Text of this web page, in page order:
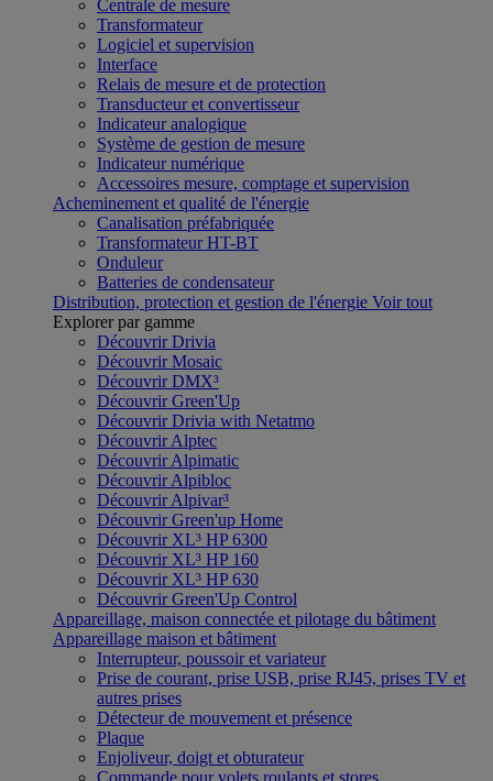
Centrale de mesure
Transformateur
Logiciel et supervision
Interface
Relais de mesure et de protection
Transducteur et convertisseur
Indicateur analogique
Système de gestion de mesure
Indicateur numérique
Accessoires mesure, comptage et supervision
Acheminement et qualité de l'énergie
Canalisation préfabriquée
Transformateur HT-BT
Onduleur
Batteries de condensateur
Distribution, protection et gestion de l'énergie Voir tout
Explorer par gamme
Découvrir Drivia
Découvrir Mosaic
Découvrir DMX³
Découvrir Green'Up
Découvrir Drivia with Netatmo
Découvrir Alptec
Découvrir Alpimatic
Découvrir Alpibloc
Découvrir Alpivar³
Découvrir Green'up Home
Découvrir XL³ HP 6300
Découvrir XL³ HP 160
Découvrir XL³ HP 630
Découvrir Green'Up Control
Appareillage, maison connectée et pilotage du bâtiment
Appareillage maison et bâtiment
Interrupteur, poussoir et variateur
Prise de courant, prise USB, prise RJ45, prises TV et
autres prises
Détecteur de mouvement et présence
Plaque
Enjoliveur, doigt et obturateur
Commande pour volets roulants et stores